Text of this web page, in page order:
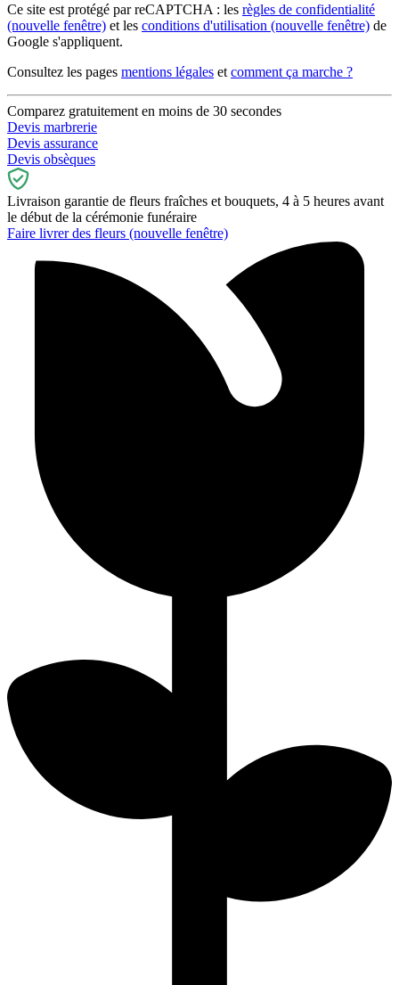
Ce site est protégé par reCAPTCHA : les règles de confidentialité
(nouvelle fenêtre) et les conditions d'utilisation (nouvelle fenêtre) de
Google s'appliquent.
Consultez les pages mentions légales et comment ça marche ?
Comparez gratuitement en moins de 30 secondes
Devis marbrerie
Devis assurance
Devis obsèques
Livraison garantie de fleurs fraîches et bouquets, 4 à 5 heures avant
le début de la cérémonie funéraire
Faire livrer des fleurs (nouvelle fenêtre)